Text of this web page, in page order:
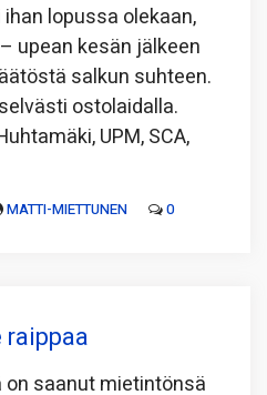
lopussa olekaan,
upean kesän jälkeen
salkun suhteen.
ostolaidalla.
UPM, SCA,
MATTI-MIETTUNEN 0
saanut mietintönsä